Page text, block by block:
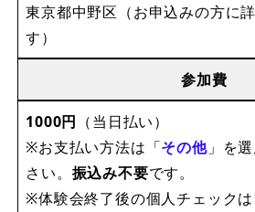
東京都中野区（お申込みの方に
す）
参加費
1000円 （当日払い）
※お支払い方法は「その他」を
さい。 振込み不要です。
※体験会終了後の個人チェック